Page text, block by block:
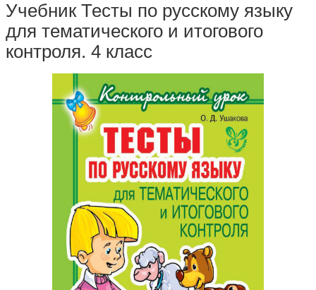
Учебник Тесты по русскому языку
для тематического и итогового
контроля. 4 класс